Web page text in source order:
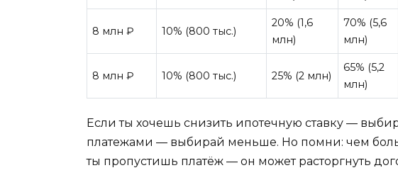
8 млн ₽ 10% (800 тыс.)
20% (1,6
млн)
70% (5,6
млн)
8 млн ₽ 10% (800 тыс.) 25% (2 млн)
65% (5,2
млн)
Если ты хочешь снизить ипотечную ставку —
платежами — выбирай меньше. Но помни: чем
ты пропустишь платёж — он может расторгнуть